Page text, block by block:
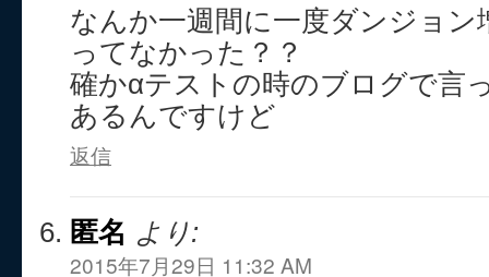
なんか一週間に一度ダンジョ
ってなかった？？
確かαテストの時のブログで言
あるんですけど
返信
匿名 より:
2015年7月29日 11:32 AM